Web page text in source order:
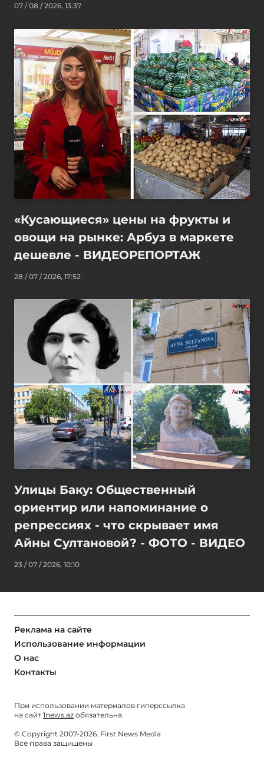
07 / 08 / 2026, 13:37
«Кусающиеся» цены на фрукты и
овощи на рынке: Арбуз в маркете
дешевле - ВИДЕОРЕПОРТАЖ
28 / 07 / 2026, 17:52
Улицы Баку: Общественный
ориентир или напоминание о
репрессиях - что скрывает имя
Айны Султановой? - ФОТО - ВИДЕО
23 / 07 / 2026, 10:10
Реклама на сайте
Использование информации
О нас
Контакты
При использовании материалов гиперссылка
на сайт 1news.az обязательна.
© Copyright 2007-2026. First News Media
Все права защищены